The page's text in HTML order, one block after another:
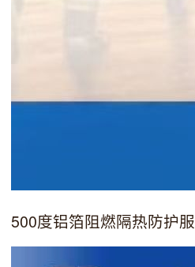
500度铝箔阻燃隔热防护服